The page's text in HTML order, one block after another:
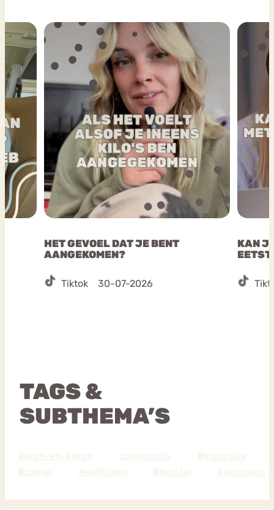
HET GEVOEL DAT JE BENT
AANGEKOMEN?
Tiktok 30-07-2026
KAN
TAGS &
SUBTHEMA’S
#eten-en-koken community #inspiratie
#zomer #eetlijsten #herstel #recepten